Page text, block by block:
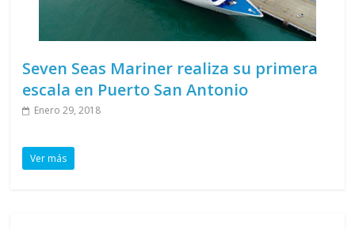
Seven Seas Mariner realiza su primera
escala en Puerto San Antonio
Enero 29, 2018
Ver más